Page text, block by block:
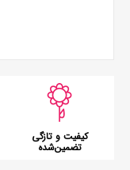
کیفیت و تازگی
تضمین‌شده